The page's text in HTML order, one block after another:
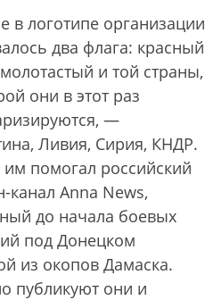
в логотипе организации
два флага: красный
и той страны,
они в этот раз
—
Ливия, Сирия, КНДР.
им помогал российский
канал Anna News,
до начала боевых
под Донецком
из окопов Дамаска.
публикуют они и